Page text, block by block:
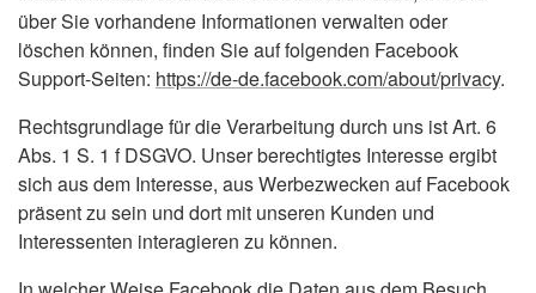
über Sie vorhandene Informationen verwalten oder
löschen können, finden Sie auf folgenden Facebook
Support-Seiten: https://de-de.facebook.com/about/privacy.
Rechtsgrundlage für die Verarbeitung durch uns ist Art. 6
Abs. 1 S. 1 f DSGVO. Unser berechtigtes Interesse ergibt
sich aus dem Interesse, aus Werbezwecken auf Facebook
präsent zu sein und dort mit unseren Kunden und
Interessenten interagieren zu können.